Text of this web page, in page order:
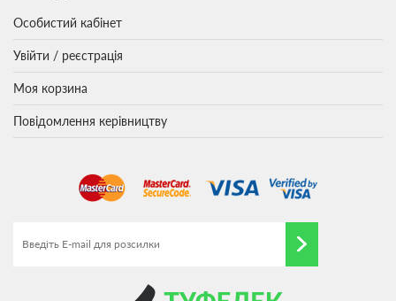
Особистий кабінет
Увійти / реєстрація
Моя корзина
Повідомлення керівництву